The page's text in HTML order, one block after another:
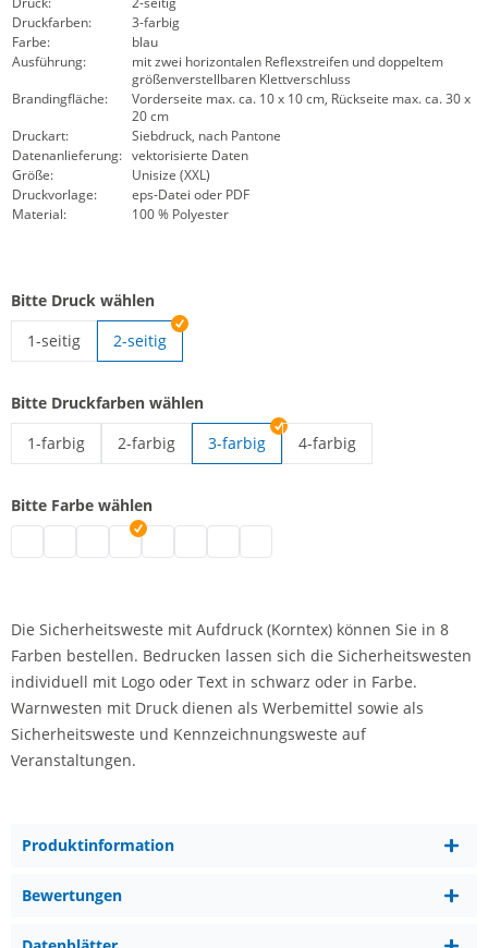
Druckfarben:
3-farbig
Farbe:
blau
Ausführung:
mit zwei horizontalen Reflexstreifen und doppeltem
größenverstellbaren Klettverschluss
Brandingfläche:
Vorderseite max. ca. 10 x 10 cm, Rückseite max. ca. 30 x
20 cm
Druckart:
Siebdruck, nach Pantone
Datenanlieferung: vektorisierte Daten
Größe:
Unisize (XXL)
Druckvorlage:
eps-Datei oder PDF
Material:
100 % Polyester
Bitte Druck wählen
1-seitig
2-seitig
Bitte Druckfarben wählen
1-farbig
2-farbig
3-farbig
4-farbig
Bitte Farbe wählen
Signalweste mit Aufdruck | grau
Signalweste mit Aufdruck | schwarz
Signalweste mit Aufdruck | weiß
Signalweste mit Aufdruck | blau
Signalweste mit Aufdruck | grün
Die Sicherheitsweste mit Aufdruck (Korntex) können Sie in 8
Farben bestellen. Bedrucken lassen sich die Sicherheitswesten
individuell mit Logo oder Text in schwarz oder in Farbe.
Warnwesten mit Druck dienen als Werbemittel sowie als
Sicherheitsweste und Kennzeichnungsweste auf
Veranstaltungen.
Produktinformation
Bewertungen